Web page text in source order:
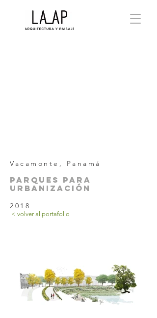
Vacamonte, Panamá
PARQUES PARA
URBANIZACIÓN
2018
< volver al portafolio